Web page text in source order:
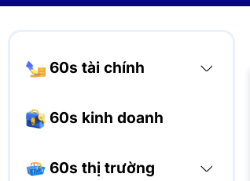
60s tài chính
60s kinh doanh
60s thị trường